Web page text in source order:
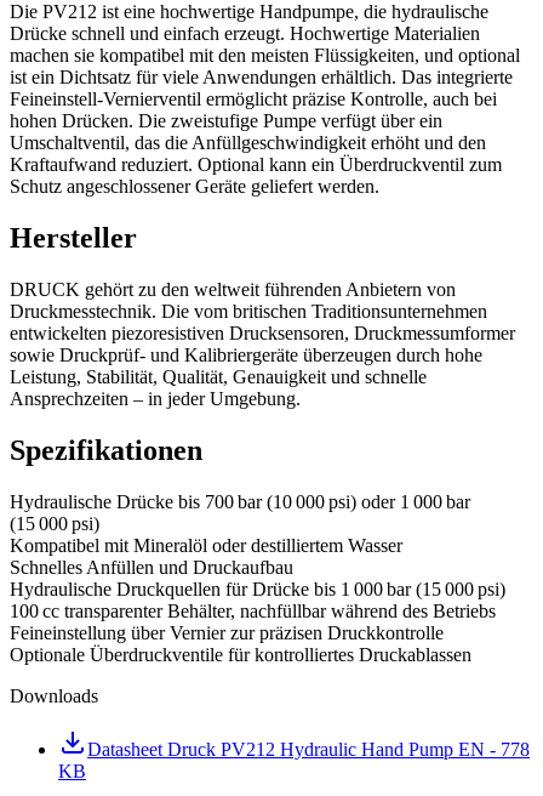
Die PV212 ist eine hochwertige Handpumpe, die hydraulische
Drücke schnell und einfach erzeugt. Hochwertige Materialien
machen sie kompatibel mit den meisten Flüssigkeiten, und optional
ist ein Dichtsatz für viele Anwendungen erhältlich. Das integrierte
Feineinstell-Vernierventil ermöglicht präzise Kontrolle, auch bei
hohen Drücken. Die zweistufige Pumpe verfügt über ein
Umschaltventil, das die Anfüllgeschwindigkeit erhöht und den
Kraftaufwand reduziert. Optional kann ein Überdruckventil zum
Schutz angeschlossener Geräte geliefert werden.
Hersteller
DRUCK gehört zu den weltweit führenden Anbietern von
Druckmesstechnik. Die vom britischen Traditionsunternehmen
entwickelten piezoresistiven Drucksensoren, Druckmessumformer
sowie Druckprüf- und Kalibriergeräte überzeugen durch hohe
Leistung, Stabilität, Qualität, Genauigkeit und schnelle
Ansprechzeiten – in jeder Umgebung.
Spezifikationen
Hydraulische Drücke bis 700 bar (10 000 psi) oder 1 000 bar
(15 000 psi)
Kompatibel mit Mineralöl oder destilliertem Wasser
Schnelles Anfüllen und Druckaufbau
Hydraulische Druckquellen für Drücke bis 1 000 bar (15 000 psi)
100 cc transparenter Behälter, nachfüllbar während des Betriebs
Feineinstellung über Vernier zur präzisen Druckkontrolle
Optionale Überdruckventile für kontrolliertes Druckablassen
Downloads
Datasheet Druck PV212 Hydraulic Hand Pump EN - 778
KB